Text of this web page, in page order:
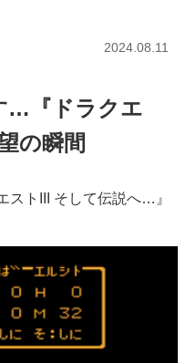
2024.08.11
…『ドラクエ
の瞬間
ストIII そして伝説へ…』